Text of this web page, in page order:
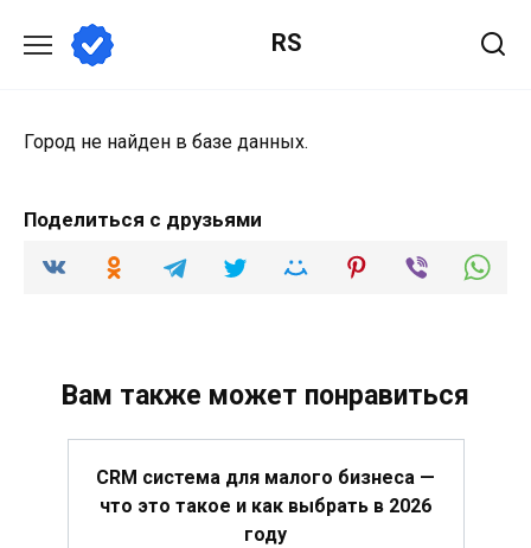
содержанию
RS
Город не найден в базе данных.
Поделиться с друзьями
Вам также может понравиться
CRM система для малого бизнеса —
что это такое и как выбрать в 2026
году